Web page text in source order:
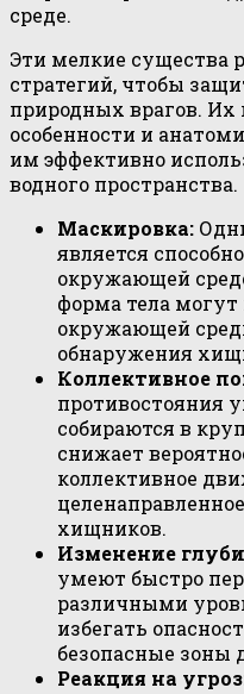
среде.
Эти мелкие существа
стратегий, чтобы
природных врагов. Их
особенности и
им эффективно
водного пространства.
Маскировка:
является
окружающей
форма тела
окружающей
обнаружения
Коллективное
противостояния
собираются в
снижает
коллективное
хищников.
Изменение
умеют быстро
различными
избегать
безопасные зоны
Реакция на